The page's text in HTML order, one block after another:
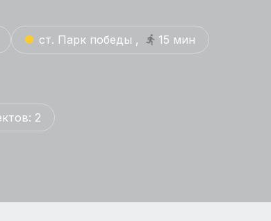
ст. Парк победы , 15 мин
2